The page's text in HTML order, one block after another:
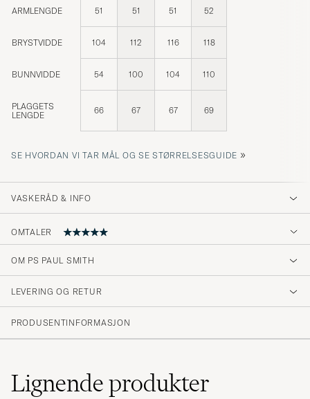
ARMLENGDE 51 51 51 52
BRYSTVIDDE 104 112 116 118
BUNNVIDDE 54 100 104 110
PLAGGETS
LENGDE
66 67 67 69
SE HVORDAN VI TAR MÅL OG SE STØRRELSESGUIDE »
VASKERÅD & INFO
OMTALER
5
OM PS PAUL SMITH
LEVERING OG RETUR
PRODUSENTINFORMASJON
Lignendeprodukter